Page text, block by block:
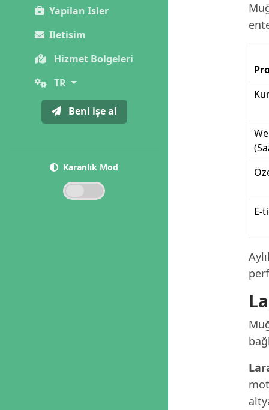
Yapilan Isler
Iletisim
Hizmet Bolgeleri
TR
Beni işe al
Karanlık Mod
E-